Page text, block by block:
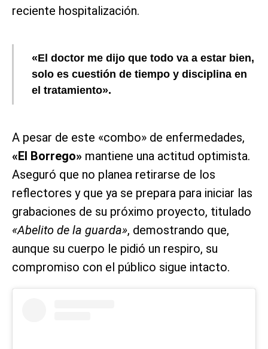
reciente hospitalización.
«El doctor me dijo que todo va a estar bien,
solo es cuestión de tiempo y disciplina en
el tratamiento».
A pesar de este «combo» de enfermedades,
«El Borrego» mantiene una actitud optimista.
Aseguró que no planea retirarse de los
reflectores y que ya se prepara para iniciar las
grabaciones de su próximo proyecto, titulado
«Abelito de la guarda», demostrando que,
aunque su cuerpo le pidió un respiro, su
compromiso con el público sigue intacto.